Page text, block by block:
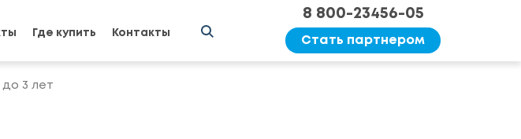
Где купить Контакты
8 800-23456-05
Стать партнером
3 лет